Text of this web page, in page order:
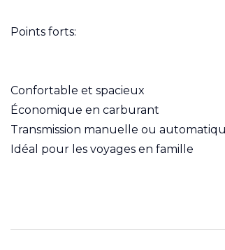
Points forts:
Confortable et spacieux
Économique en carburant
Transmission manuelle ou
Idéal pour les voyages en famille